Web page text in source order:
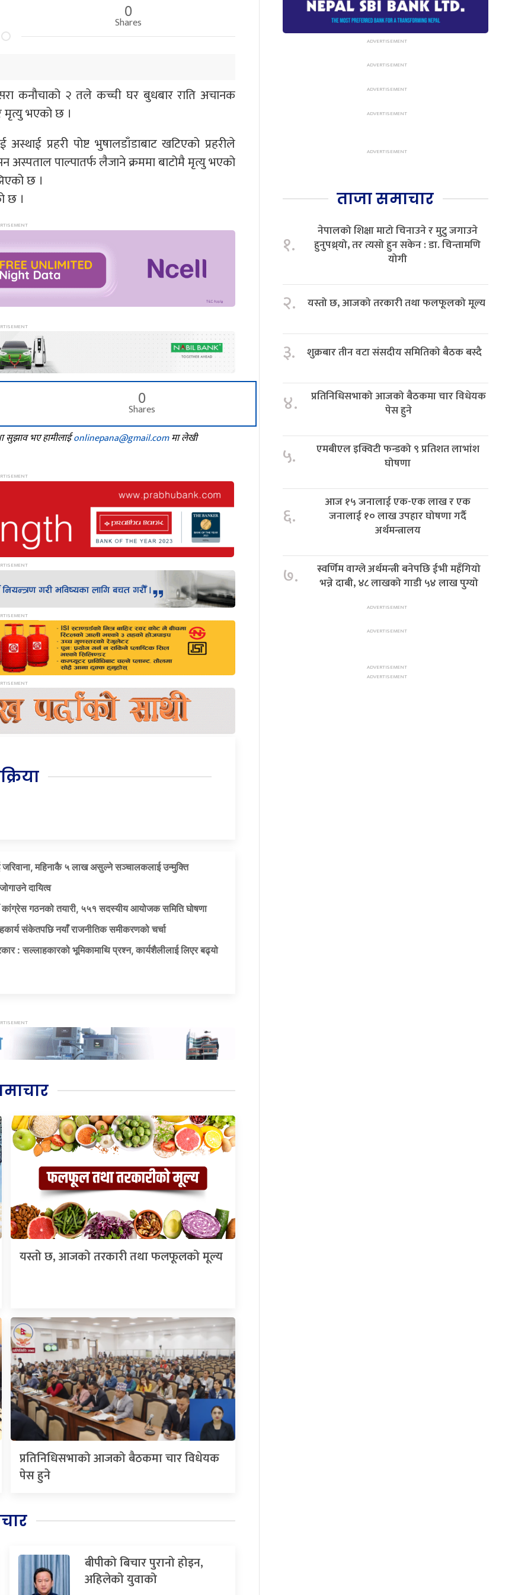
0
Shares
कनौचाको २ तले कच्ची घर बुधबार राति अचानक
मृत्यु भएको छ ।
प्रहरी पोष्ट भुषालडाँडाबाट खटिएको प्रहरीले
अस्पताल पाल्पातर्फ लैजाने क्रममा बाटोमै मृत्यु भएको
छ ।
छ ।
0
Shares
सुझाव भए हामीलाईonlinepana@gmail.comमा लेखी
महिनाकै ५ लाख असुल्ने सञ्चालकलाई उन्मुक्ति
दायित्व
गठनको तयारी, ५५१ सदस्यीय आयोजक समिति घोषणा
संकेतपछि नयाँ राजनीतिक समीकरणको चर्चा
: सल्लाहकारको भूमिकामाथि प्रश्न, कार्यशैलीलाई लिएर बढ्यो
यस्तो छ, आजको तरकारी तथा फलफूलको मूल्य
प्रतिनिधिसभाको आजको बैठकमा चार विधेयक
पेस हुने
बीपीको बिचार पुरानो होइन,
अहिलेको युवाको
ताजा समाचार
१.
नेपालको शिक्षा माटो चिनाउने र मुटु जगाउने
हुनुपथ्र्यो, तर त्यसो हुन सकेन : डा. चिन्तामणि
योगी
२. यस्तो छ, आजको तरकारी तथा फलफूलको मूल्य
३. शुक्रबार तीन वटा संसदीय समितिको बैठक बस्दै
४.
प्रतिनिधिसभाको आजको बैठकमा चार विधेयक
पेस हुने
५.
एमबीएल इक्विटी फन्डको ९ प्रतिशत लाभांश
घोषणा
६.
आज १५ जनालाई एक-एक लाख र एक
जनालाई १० लाख उपहार घोषणा गर्दै
अर्थमन्त्रालय
७.
स्वर्णिम वाग्ले अर्थमन्त्री बनेपछि ईभी महँगियो
भन्ने दाबी, ४८ लाखको गाडी ५४ लाख पुग्यो